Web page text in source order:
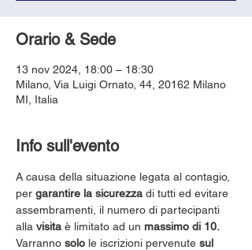
Orario & Sede
13 nov 2024, 18:00 – 18:30
Milano, Via Luigi Ornato, 44, 20162 Milano
MI, Italia
Info sull'evento
A causa della situazione legata al contagio,
per garantire la sicurezza di tutti ed evitare
assembramenti, il numero di partecipanti
alla visita è limitato ad un massimo di 10.
Varranno solo le iscrizioni pervenute sul